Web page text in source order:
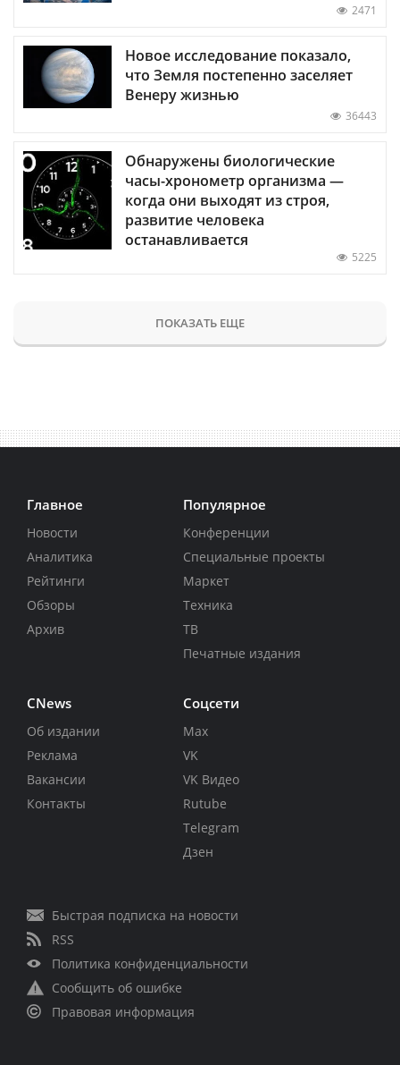
2471
Новое исследование показало,
что Земля постепенно заселяет
Венеру жизнью
36443
Обнаружены биологические
часы-хронометр организма —
когда они выходят из строя,
развитие человека
останавливается
5225
ПОКАЗАТЬ ЕЩЕ
Главное
Новости
Аналитика
Рейтинги
Обзоры
Архив
Популярное
Конференции
Специальные проекты
Маркет
Техника
ТВ
Печатные издания
CNews
Об издании
Реклама
Вакансии
Контакты
Соцсети
Max
VK
VK Видео
Rutube
Telegram
Дзен
Быстрая подписка на новости
RSS
Политика конфиденциальности
Сообщить об ошибке
Правовая информация